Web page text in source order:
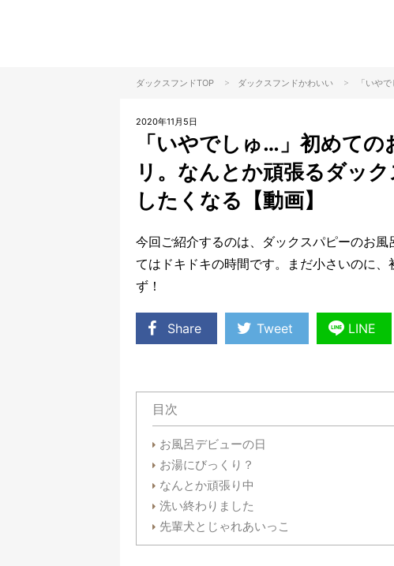
ダックスフンドTOP > ダックスフンドかわいい > 「いや
2020年11月5日
「いやでしゅ…」初めて
リ。なんとか頑張るダッ
したくなる【動画】
今回ご紹介するのは、ダックスパピーのお
てはドキドキの時間です。まだ小さいのに
ず！
Share Tweet LINE
目次
お風呂デビューの日
お湯にびっくり？
なんとか頑張り中
洗い終わりました
先輩犬とじゃれあいっこ